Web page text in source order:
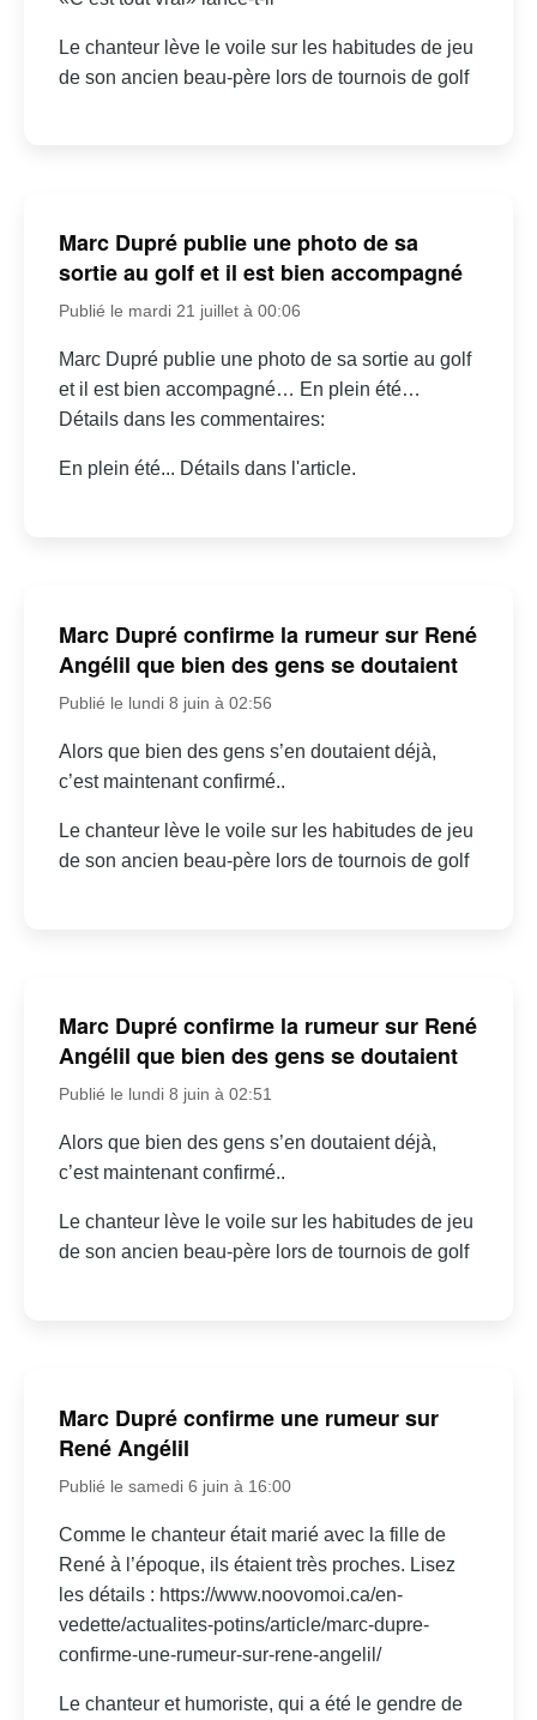
Le chanteur lève le voile sur les habitudes de jeu
de son ancien beau-père lors de tournois de golf
Marc Dupré publie une photo de sa
sortie au golf et il est bien accompagné
Publié le mardi 21 juillet à 00:06
Marc Dupré publie une photo de sa sortie au golf
et il est bien accompagné… En plein été…
Détails dans les commentaires:
En plein été... Détails dans l'article.
Marc Dupré confirme la rumeur sur René
Angélil que bien des gens se doutaient
Publié le lundi 8 juin à 02:56
Alors que bien des gens s’en doutaient déjà,
c’est maintenant confirmé..
Le chanteur lève le voile sur les habitudes de jeu
de son ancien beau-père lors de tournois de golf
Marc Dupré confirme la rumeur sur René
Angélil que bien des gens se doutaient
Publié le lundi 8 juin à 02:51
Alors que bien des gens s’en doutaient déjà,
c’est maintenant confirmé..
Le chanteur lève le voile sur les habitudes de jeu
de son ancien beau-père lors de tournois de golf
Marc Dupré confirme une rumeur sur
René Angélil
Publié le samedi 6 juin à 16:00
Comme le chanteur était marié avec la fille de
René à l’époque, ils étaient très proches. Lisez
les détails : https://www.noovomoi.ca/en-
vedette/actualites-potins/article/marc-dupre-
confirme-une-rumeur-sur-rene-angelil/
Le chanteur et humoriste, qui a été le gendre de